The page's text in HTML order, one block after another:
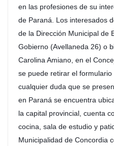
en las profesiones de su
de Paraná. Los interesados
de la Dirección Municipal de
Gobierno (Avellaneda 26) o
Carolina Amiano, en el
se puede retirar el
cualquier duda que se
en Paraná se encuentra
la capital provincial, cuenta
cocina, sala de estudio y
Municipalidad de Concordia